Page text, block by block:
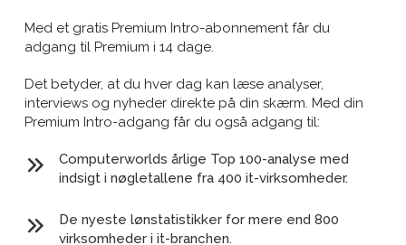
Med et gratis Premium Intro-abonnement får du
adgang til Premium i 14 dage.
Det betyder, at du hver dag kan læse analyser,
interviews og nyheder direkte på din skærm. Med din
Premium Intro-adgang får du også adgang til:
Computerworlds årlige Top 100-analyse med
indsigt i nøgletallene fra 400 it-virksomheder.
De nyeste lønstatistikker for mere end 800
virksomheder i it-branchen.